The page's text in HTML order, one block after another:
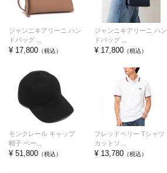
ジャンニキアリーニ ハン
ドバッグ ...
¥ 17,800 （税込）
ジャンニキアリーニ ハン
ドバッグ ...
¥ 17,800 （税込）
モンクレール キャップ
帽子 ベー...
¥ 51,800 （税込）
フレッドペリー Tシャツ
カットソ...
¥ 13,780 （税込）